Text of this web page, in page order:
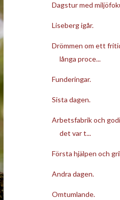
Dagstur med
Liseberg igår.
Drömmen om ett
långa proce...
Funderingar.
Sista dagen.
Arbetsfabrik och
det var t...
Första hjälpen och
Andra dagen.
Omtumlande.